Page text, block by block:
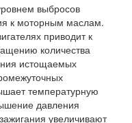
выбросов
к моторным маслам.
приводит к
количества
истощаемых
температурную
давления
увеличивают